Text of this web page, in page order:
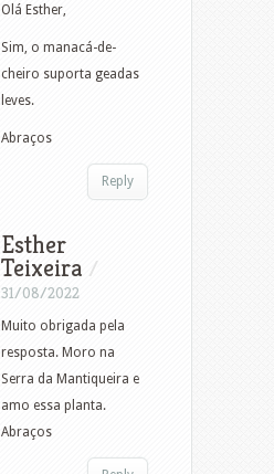
Olá Esther,
Sim, o manacá-de-
cheiro suporta geadas
leves.
Abraços
Reply
Esther
Teixeira /
31/08/2022
Muito obrigada pela
resposta. Moro na
Serra da Mantiqueira e
amo essa planta.
Abraços